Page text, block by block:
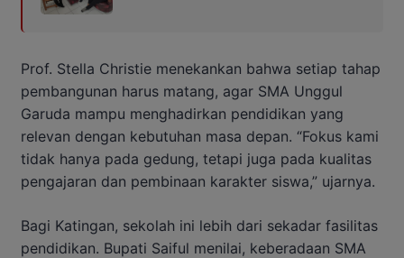
Prof. Stella Christie menekankan bahwa setiap tahap
pembangunan harus matang, agar SMA Unggul
Garuda mampu menghadirkan pendidikan yang
relevan dengan kebutuhan masa depan. “Fokus kami
tidak hanya pada gedung, tetapi juga pada kualitas
pengajaran dan pembinaan karakter siswa,” ujarnya.
Bagi Katingan, sekolah ini lebih dari sekadar fasilitas
pendidikan. Bupati Saiful menilai, keberadaan SMA